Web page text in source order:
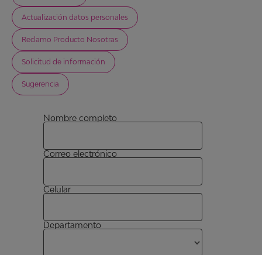
Actualización datos personales
Reclamo Producto Nosotras
Solicitud de información
Sugerencia
Nombre completo
Correo electrónico
Celular
Departamento